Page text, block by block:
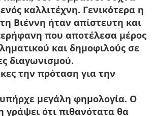
καλλιτέχνη. Γενικότερα η
Βιέννη ήταν απίστευτη και
που αποτέλεσα μέρος
και δημοφιλούς σε
διαγωνισμού.
την πρόταση για την
μεγάλη φημολογία. Ο
γράψει ότι πιθανότατα θα